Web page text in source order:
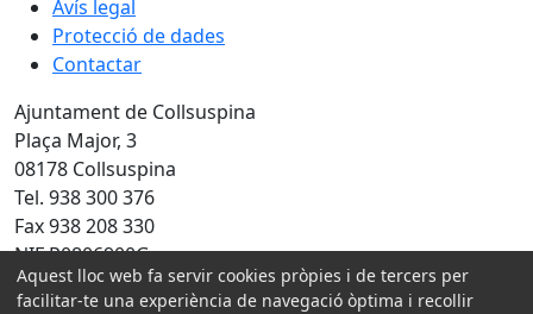
Avís legal
Protecció de dades
Contactar
Ajuntament de Collsuspina
Plaça Major, 3
08178 Collsuspina
Tel. 938 300 376
Fax 938 208 330
NIF P0806900G
Amb la col·laboració de:
Aquest lloc web fa servir cookies pròpies i de tercers per
facilitar-te una experiència de navegació òptima i recollir